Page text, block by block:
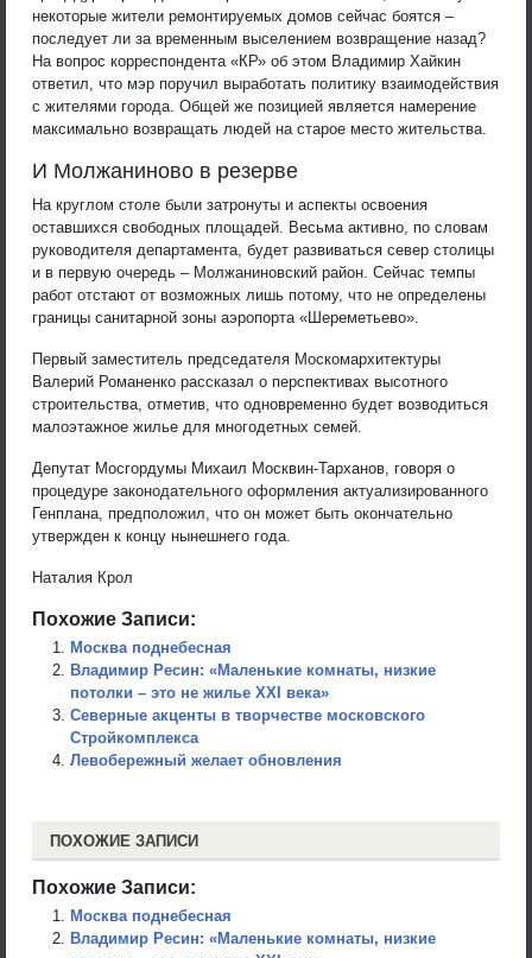
некоторые жители ремонтируемых домов сейчас боятся –
последует ли за временным выселением возвращение назад?
На вопрос корреспондента «КР» об этом Владимир Хайкин
ответил, что мэр поручил выработать политику взаимодействия
с жителями города. Общей же позицией является намерение
максимально возвращать людей на старое место жительства.
И Молжаниново в резерве
На круглом столе были затронуты и аспекты освоения
оставшихся свободных площадей. Весьма активно, по словам
руководителя департамента, будет развиваться север столицы
и в первую очередь – Молжаниновский район. Сейчас темпы
работ отстают от возможных лишь потому, что не определены
границы санитарной зоны аэропорта «Шереметьево».
Первый заместитель председателя Москомархитектуры
Валерий Романенко рассказал о перспективах высотного
строительства, отметив, что одновременно будет возводиться
малоэтажное жилье для многодетных семей.
Депутат Мосгордумы Михаил Москвин-Тарханов, говоря о
процедуре законодательного оформления актуализированного
Генплана, предположил, что он может быть окончательно
утвержден к концу нынешнего года.
Наталия Крол
Похожие Записи:
Москва поднебесная
Владимир Ресин: «Mаленькие комнаты, низкие
потолки – это не жилье XXI века»
Северные акценты в творчестве московского
Стройкомплекса
Левобережный желает обновления
ПОХОЖИЕ ЗАПИСИ
Похожие Записи:
Москва поднебесная
Владимир Ресин: «Mаленькие комнаты, низкие